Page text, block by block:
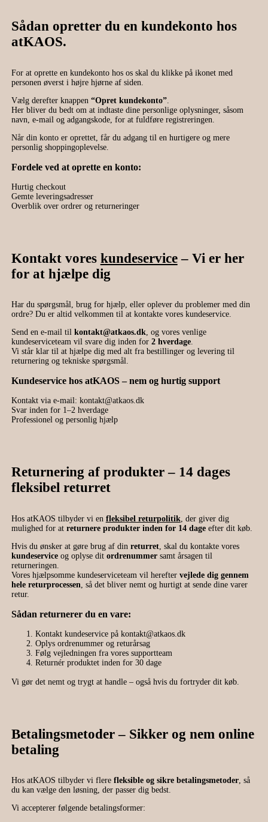
Sådan opretter du en kundekonto hos
atKAOS.
For at oprette en kundekonto hos os skal du klikke på ikonet med
personen øverst i højre hjørne af siden.
Vælg derefter knappen “Opret kundekonto”.
Her bliver du bedt om at indtaste dine personlige oplysninger, såsom
navn, e-mail og adgangskode, for at fuldføre registreringen.
Når din konto er oprettet, får du adgang til en hurtigere og mere
personlig shoppingoplevelse.
Fordele ved at oprette en konto:
Hurtig checkout
Gemte leveringsadresser
Overblik over ordrer og returneringer
Kontakt vores kundeservice– Vi er her
for at hjælpe dig
Har du spørgsmål, brug for hjælp, eller oplever du problemer med din
ordre? Du er altid velkommen til at kontakte vores kundeservice.
Send en e-mail til kontakt@atkaos.dk, og vores venlige
kundeserviceteam vil svare dig inden for 2 hverdage.
Vi står klar til at hjælpe dig med alt fra bestillinger og levering til
returnering og tekniske spørgsmål.
Kundeservice hos atKAOS – nem og hurtig support
Kontakt via e-mail: kontakt@atkaos.dk
Svar inden for 1–2 hverdage
Professionel og personlig hjælp
Returnering af produkter – 14 dages
fleksibel returret
Hos atKAOS tilbyder vi en fleksibel returpolitik, der giver dig
mulighed for at returnere produkter inden for 14 dageefter dit køb.
Hvis du ønsker at gøre brug af din returret, skal du kontakte vores
kundeserviceog oplyse dit ordrenummersamt årsagen til
returneringen.
Vores hjælpsomme kundeserviceteam vil herefter vejlede dig gennem
hele returprocessen , så det bliver nemt og hurtigt at sende dine varer
retur.
Sådan returnerer du en vare:
Kontakt kundeservice på kontakt@atkaos.dk
Oplys ordrenummer og returårsag
Følg vejledningen fra vores supportteam
Returnér produktet inden for 30 dage
Vi gør det nemt og trygt at handle – også hvis du fortryder dit køb.
Betalingsmetoder – Sikker og nem online
betaling
Hos atKAOS tilbyder vi flere fleksible og sikre betalingsmetoder, så
du kan vælge den løsning, der passer dig bedst.
Vi accepterer følgende betalingsformer: